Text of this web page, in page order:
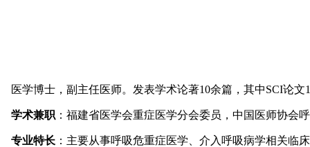
医学博士，副主任医师。发表学术论著10余篇，其中SCI论
学术兼职 ：福建省医学会重症医学分会委员，中国医师协会
专业特长 ：主要从事呼吸危重症医学、介入呼吸病学相关临